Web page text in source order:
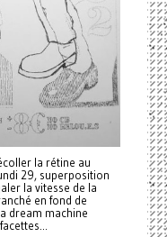
la rétine au
29, superposition
la vitesse de la
en fond de
dream machine